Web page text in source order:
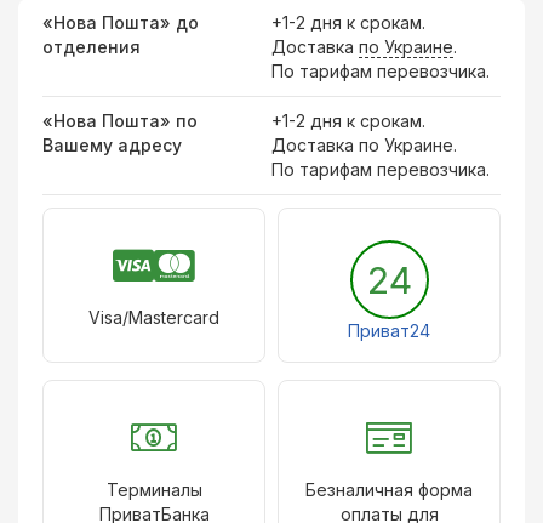
«Нова Пошта» до
отделения
+1-2 дня к срокам.
Доставка по Украине.
По тарифам перевозчика.
«Нова Пошта» по
Вашему адресу
+1-2 дня к срокам.
Доставка по Украине.
По тарифам перевозчика.
Visa/Mastercard
24
Приват24
Терминалы
ПриватБанка
Безналичная форма
оплаты для